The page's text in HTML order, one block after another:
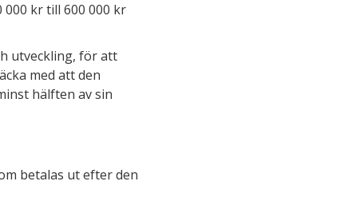
kr till 600 000 kr
utveckling, för att
med att den
hälften av sin
betalas ut efter den